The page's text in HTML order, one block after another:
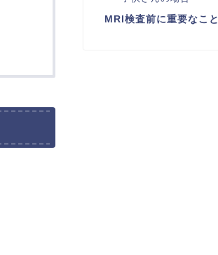
MRI検査前に重要なこと